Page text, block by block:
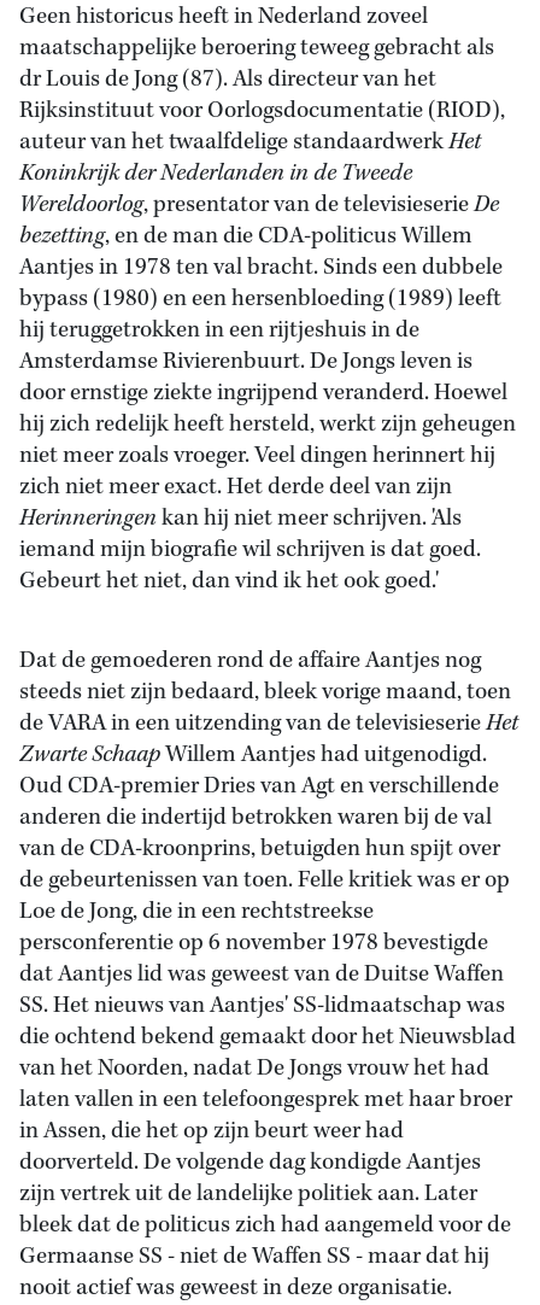
Geen historicus heeft in Nederland zoveel
maatschappelijke beroering teweeg gebracht als
dr Louis de Jong (87). Als directeur van het
Rijksinstituut voor Oorlogsdocumentatie (RIOD),
auteur van het twaalfdelige standaardwerkHet
Koninkrijk der Nederlanden in de Tweede
Wereldoorlog, presentator van de televisieserieDe
bezetting, en de man die CDA-politicus Willem
Aantjes in 1978 ten val bracht. Sinds een dubbele
bypass (1980) en een hersenbloeding (1989) leeft
hij teruggetrokken in een rijtjeshuis in de
Amsterdamse Rivierenbuurt. De Jongs leven is
door ernstige ziekte ingrijpend veranderd. Hoewel
hij zich redelijk heeft hersteld, werkt zijn geheugen
niet meer zoals vroeger. Veel dingen herinnert hij
zich niet meer exact. Het derde deel van zijn
Herinneringenkan hij niet meer schrijven. 'Als
iemand mijn biografie wil schrijven is dat goed.
Gebeurt het niet, dan vind ik het ook goed.'
Dat de gemoederen rond de affaire Aantjes nog
steeds niet zijn bedaard, bleek vorige maand, toen
de VARA in een uitzending van de televisieserieHet
Zwarte SchaapWillem Aantjes had uitgenodigd.
Oud CDA-premier Dries van Agt en verschillende
anderen die indertijd betrokken waren bij de val
van de CDA-kroonprins, betuigden hun spijt over
de gebeurtenissen van toen. Felle kritiek was er op
Loe de Jong, die in een rechtstreekse
persconferentie op 6 november 1978 bevestigde
dat Aantjes lid was geweest van de Duitse Waffen
SS. Het nieuws van Aantjes' SS-lidmaatschap was
die ochtend bekend gemaakt door het Nieuwsblad
van het Noorden, nadat De Jongs vrouw het had
laten vallen in een telefoongesprek met haar broer
in Assen, die het op zijn beurt weer had
doorverteld. De volgende dag kondigde Aantjes
zijn vertrek uit de landelijke politiek aan. Later
bleek dat de politicus zich had aangemeld voor de
Germaanse SS - niet de Waffen SS - maar dat hij
nooit actief was geweest in deze organisatie.